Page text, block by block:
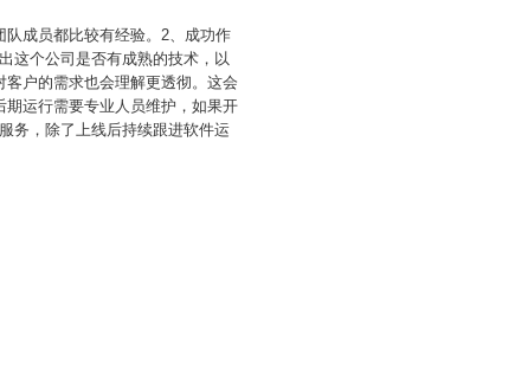
成员都比较有经验。2、成功作
这个公司是否有成熟的技术，以
户的需求也会理解更透彻。这会
运行需要专业人员维护，如果开
务，除了上线后持续跟进软件运